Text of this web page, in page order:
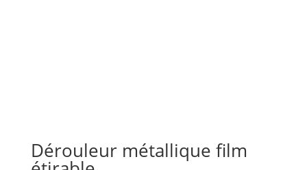
Dérouleur métallique film